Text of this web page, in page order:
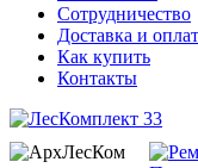
Сотрудничество
Доставка и
Как купить
Контакты